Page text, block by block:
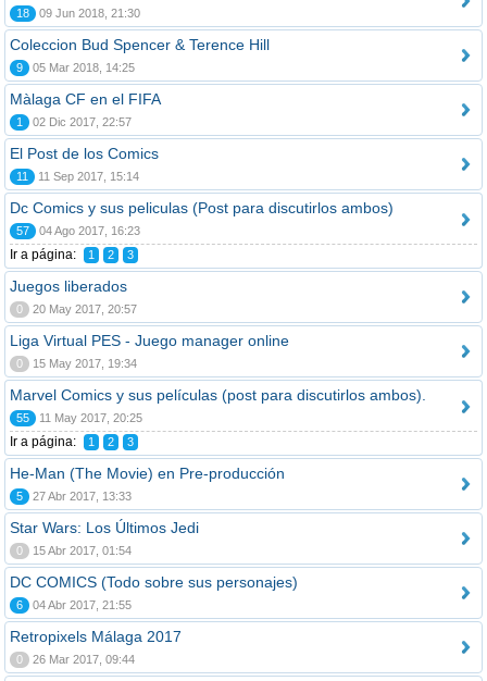
18 09 Jun 2018, 21:30
Coleccion Bud Spencer & Terence Hill
9 05 Mar 2018, 14:25
Màlaga CF en el FIFA
1 02 Dic 2017, 22:57
El Post de los Comics
11 11 Sep 2017, 15:14
Dc Comics y sus peliculas (Post para discutirlos ambos)
57 04 Ago 2017, 16:23
Ir a página: 1 2 3
Juegos liberados
0 20 May 2017, 20:57
Liga Virtual PES - Juego manager online
0 15 May 2017, 19:34
Marvel Comics y sus películas (post para discutirlos ambos).
55 11 May 2017, 20:25
Ir a página: 1 2 3
He-Man (The Movie) en Pre-producción
5 27 Abr 2017, 13:33
Star Wars: Los Últimos Jedi
0 15 Abr 2017, 01:54
DC COMICS (Todo sobre sus personajes)
6 04 Abr 2017, 21:55
Retropixels Málaga 2017
0 26 Mar 2017, 09:44